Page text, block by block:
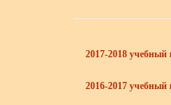
2017-2018 учебный
2016-2017 учебный